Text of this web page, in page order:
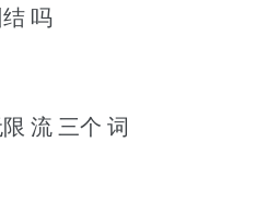
吗
流 三个 词